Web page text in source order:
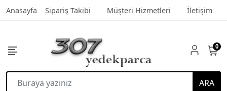
Anasayfa Sipariş Takibi Müşteri Hizmetleri İletişim
ARA
0